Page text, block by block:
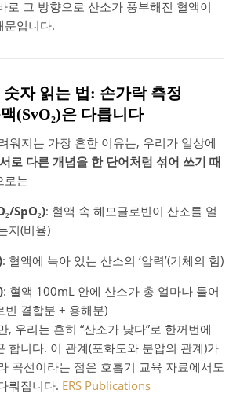
로 그 방향으로 산소가 풍부해진 혈액이
문입니다.
자 읽는 법: 손가락 측정
(SvO₂)은 다릅니다
워지는 가장 흔한 이유는, 우리가 일상에
서로 다른 개념을 한 단어처럼 섞어 쓰기 때
로는
SpO₂): 혈액 속 헤모글로빈이 산소를 얼
지(비율)
: 혈액에 녹아 있는 산소의 ‘압력’(기체의 힘)
: 혈액 100mL 안에 산소가 총 얼마나 들어
빈 결합분 + 용해분)
, 우리는 흔히 “산소가 낮다”로 한꺼번에
합니다. 이 관계(포화도와 분압의 관계)가
곡선이라는 점은 호흡기 교육 자료에서도
뤄집니다. ERS Publications